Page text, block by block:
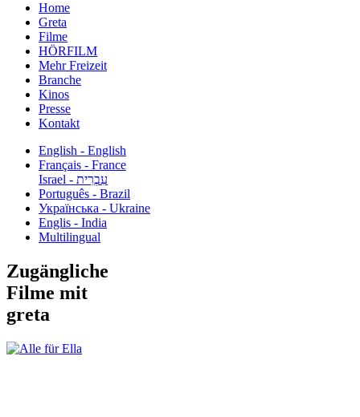
Home
Greta
Filme
HÖRFILM
Mehr Freizeit
Branche
Kinos
Presse
Kontakt
English - English
Français - France
עִבְרִית - Israel
Português - Brazil
Українська - Ukraine
Englis - India
Multilingual
Zugängliche
Filme mit
greta